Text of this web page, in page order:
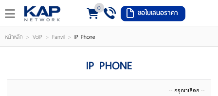
LOGIN
REGISTER
0 ขอใบเสนอราคา
หน้าหลัก > VoIP > Fanvil > IP Phone
IP PHONE